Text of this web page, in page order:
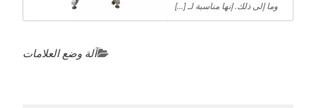
وما إلى ذلك. إنها مناسبة لـ [...]
آلة وضع العلامات